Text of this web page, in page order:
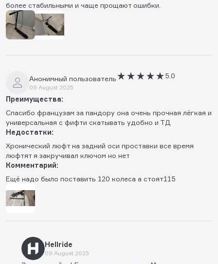
более стабильными и чаще прощают ошибки.
Анонимный пользователь
09 August 2025
5.0
Преимущества:
Спасибо французам за пандору она очень прочная лёгкая и
универсальная с фифти скатывать удобно и ТД
Недостатки:
Хронический люфт на задний оси проставки все время
люфтят я закручивал ключом но нет
Комментарий:
Ещё надо было поставить 120 колеса а стоят115
Hellride
09 August 2025